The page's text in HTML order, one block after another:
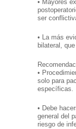
• Mayores
ser
• La más
bilateral,
•
solo para
específicas.
• Debe
general del
riesgo de